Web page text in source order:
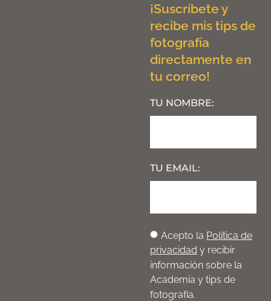
¡Suscríbete y
recibe mis tips de
fotografía
directamente en
tu correo!
TU NOMBRE:
TU EMAIL:
Acepto la Política de
privacidad y recibir
información sobre la
Academia y tips de
fotografía.